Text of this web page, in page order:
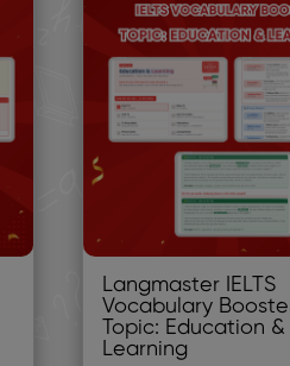
Langmaster IELTS
Vocabulary
Topic: Education &
Learning